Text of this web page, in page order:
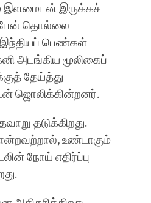
இளமைடன் இருக்கச்
பேன் தொல்லை
இந்தியப் பெண்கள்
அடங்கிய மூலிகைப்
தேய்த்து
ஜொலிக்கின்றனர்.
தடுக்கிறது.
உண்டாகும்
நோய் எதிர்ப்பு